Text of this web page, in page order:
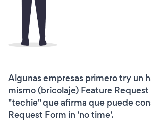
Algunas empresas primero try un
mismo (bricolaje) Feature
"techie" que afirma que puede
Request Form in 'no time'.